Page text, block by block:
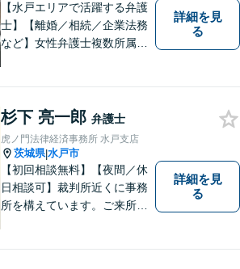
【水戸エリアで活躍する弁護
士】【離婚／相続／企業法務
など】女性弁護士複数所属／
いたします。お困りごとがあ
ればお気軽にご相談くださ
い。
詳細を見
る
杉下 亮一郎 弁護士
虎ノ門法律経済事務所 水戸支店
茨城県|水戸市
【初回相談無料】【夜間／休
日相談可】裁判所近くに事務
所を構えています。ご来所・
詳細を見
る